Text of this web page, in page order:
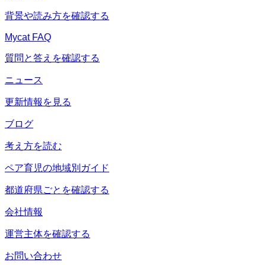
背景や読み方を確認する
Mycat FAQ
質問と答えを確認する
ニュース
更新情報を見る
ブログ
考え方を読む
ペア育児の地域別ガイド
都道府県ごとを確認する
会社情報
運営主体を確認する
お問い合わせ